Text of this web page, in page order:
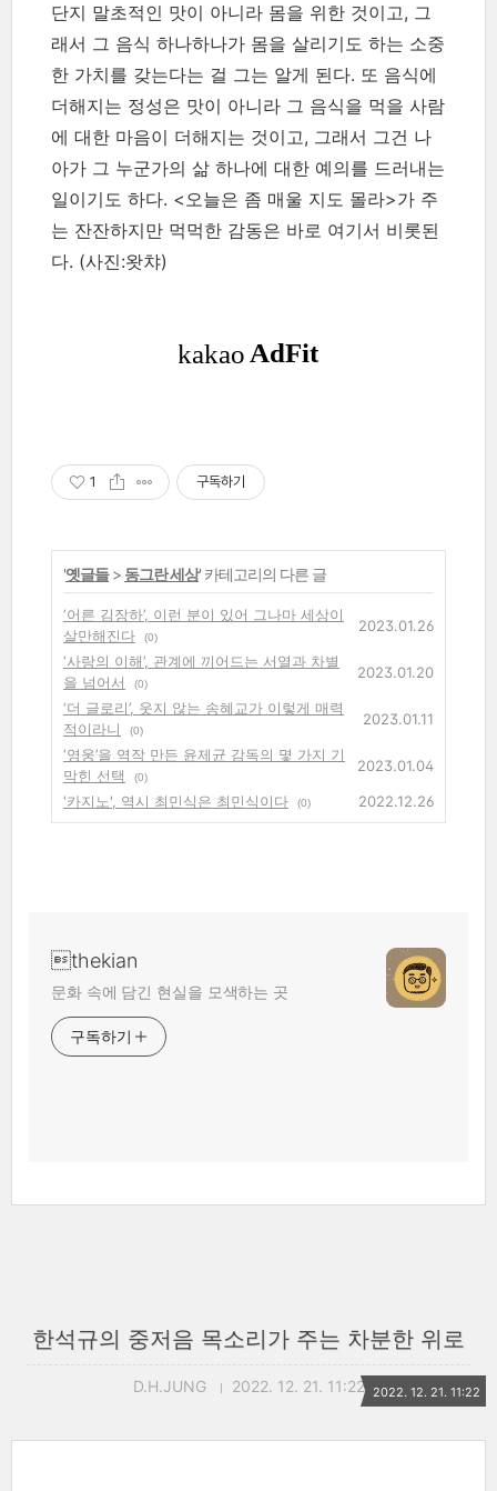
단지 말초적인 맛이 아니라 몸을 위한 것이고, 그
래서 그 음식 하나하나가 몸을 살리기도 하는 소중
한 가치를 갖는다는 걸 그는 알게 된다. 또 음식에
더해지는 정성은 맛이 아니라 그 음식을 먹을 사람
에 대한 마음이 더해지는 것이고, 그래서 그건 나
아가 그 누군가의 삶 하나에 대한 예의를 드러내는
일이기도 하다. <오늘은 좀 매울 지도 몰라>가 주
는 잔잔하지만 먹먹한 감동은 바로 여기서 비롯된
다. (사진:왓챠)
1 구독하기
'옛글들> 동그란 세상' 카테고리의 다른 글
‘어른 김장하’, 이런 분이 있어 그나마 세상이
살만해진다
(0)
2023.01.26
‘사랑의 이해’, 관계에 끼어드는 서열과 차별
을 넘어서
(0)
2023.01.20
‘더 글로리’, 웃지 않는 송혜교가 이렇게 매력
적이라니
(0)
2023.01.11
‘영웅’을 역작 만든 윤제균 감독의 몇 가지 기
막힌 선택
(0)
2023.01.04
'카지노', 역시 최민식은 최민식이다
(0) 2022.12.26
thekian
문화 속에 담긴 현실을 모색하는 곳
구독하기
한석규의 중저음 목소리가 주는 차분한 위로
D.H.JUNG 2022. 12. 21. 11:22 2022. 12. 21. 11:22